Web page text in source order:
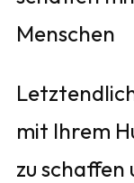
Menschen
mit Ihrem
zu schaffen